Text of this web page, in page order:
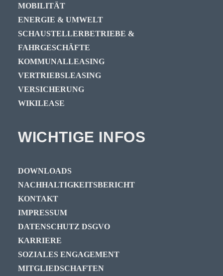
MOBILITÄT
ENERGIE & UMWELT
SCHAUSTELLERBETRIEBE &
FAHRGESCHÄFTE
KOMMUNALLEASING
VERTRIEBSLEASING
VERSICHERUNG
WIKILEASE
WICHTIGE INFOS
DOWNLOADS
NACHHALTIGKEITSBERICHT
KONTAKT
IMPRESSUM
DATENSCHUTZ DSGVO
KARRIERE
SOZIALES ENGAGEMENT
MITGLIEDSCHAFTEN